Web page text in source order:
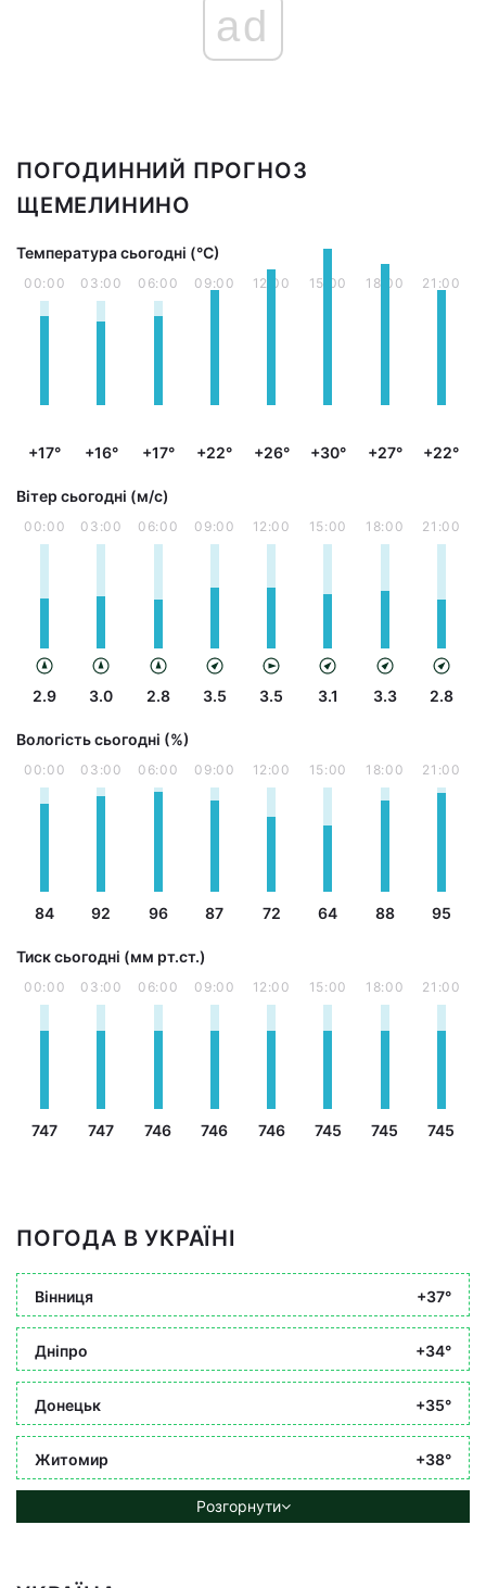
ad
ПОГОДИННИЙ ПРОГНОЗ
ЩЕМЕЛИНИНО
Температура сьогодні (°С)
00:00
+17°
03:00
+16°
06:00
+17°
09:00
+22°
12:00
+26°
15:00
+30°
18:00
+27°
21:00
+22°
Вітер сьогодні (м/с)
00:00
2.9
03:00
3.0
06:00
2.8
09:00
3.5
12:00
3.5
15:00
3.1
18:00
3.3
21:00
2.8
Вологість сьогодні (%)
00:00
84
03:00
92
06:00
96
09:00
87
12:00
72
15:00
64
18:00
88
21:00
95
Тиск сьогодні (мм рт.ст.)
00:00
747
03:00
747
06:00
746
09:00
746
12:00
746
15:00
745
18:00
745
21:00
745
ПОГОДА В УКРАЇНІ
Вінниця +37°
Дніпро +34°
Донецьк +35°
Житомир +38°
Розгорнути